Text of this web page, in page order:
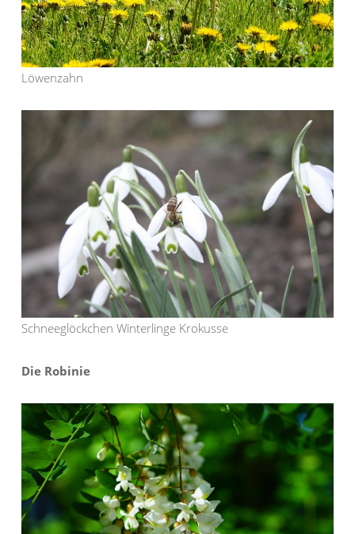
Löwenzahn
Schneeglöckchen Winterlinge Krokusse
Die Robinie